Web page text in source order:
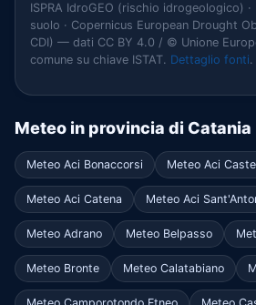
ISPRA IdroGEO (rischio idrogeologico) ·
suolo · Copernicus European Drought
CDI) — dati CC BY 4.0 / © Unione
comune su chiave ISTAT. Dettaglio fonti.
Meteo in provincia di Catania
Meteo Aci Bonaccorsi Meteo Aci
Meteo Aci Catena Meteo Aci
Meteo Adrano Meteo Belpasso
Meteo Bronte Meteo Calatabiano